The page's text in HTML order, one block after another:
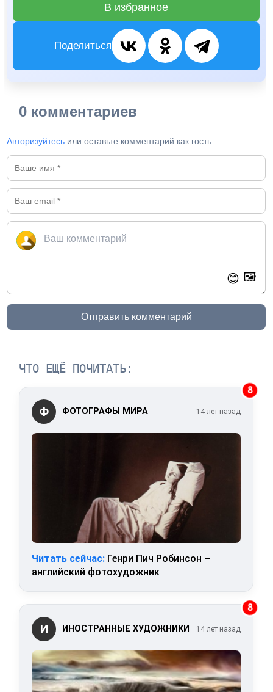
В избранное
Поделиться
0 комментариев
Авторизуйтесь или оставьте комментарий как гость
😊 🖼️
Отправить комментарий
ЧТО ЕЩЁ ПОЧИТАТЬ:
8
Ф ФОТОГРАФЫ МИРА 14 лет назад
Читать сейчас: Генри Пич Робинсон –
английский фотохудожник
8
И ИНОСТРАННЫЕ ХУДОЖНИКИ 14 лет назад